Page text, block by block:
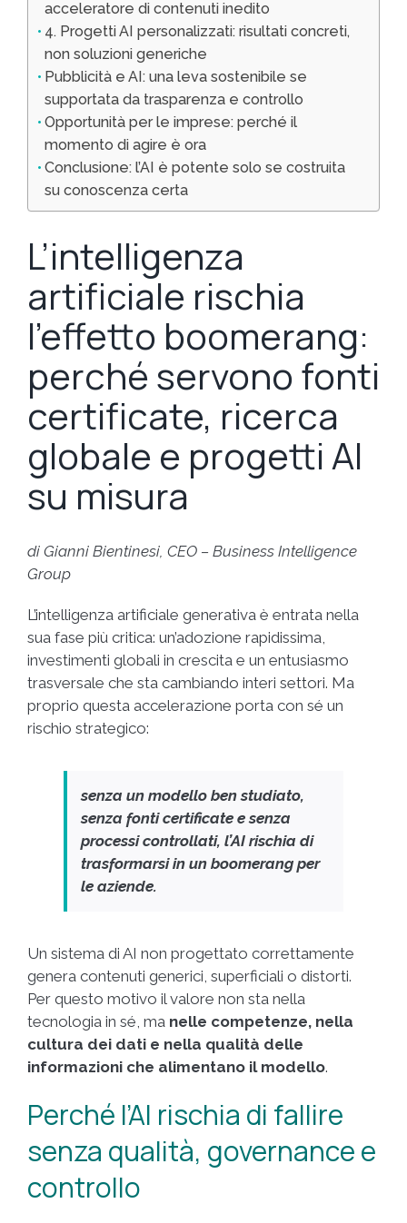
acceleratore di contenuti inedito
4. Progetti AI personalizzati: risultati concreti,
non soluzioni generiche
Pubblicità e AI: una leva sostenibile se
supportata da trasparenza e controllo
Opportunità per le imprese: perché il
momento di agire è ora
Conclusione: l’AI è potente solo se costruita
su conoscenza certa
L’intelligenza
artificiale rischia
l’effetto boomerang:
perché servono fonti
certificate, ricerca
globale e progetti AI
su misura
di Gianni Bientinesi, CEO – Business Intelligence
Group
L’intelligenza artificiale generativa è entrata nella
sua fase più critica: un’adozione rapidissima,
investimenti globali in crescita e un entusiasmo
trasversale che sta cambiando interi settori. Ma
proprio questa accelerazione porta con sé un
rischio strategico:
senza un modello ben studiato,
senza fonti certificate e senza
processi controllati, l’AI rischia di
trasformarsi in un boomerang per
le aziende.
Un sistema di AI non progettato correttamente
genera contenuti generici, superficiali o distorti.
Per questo motivo il valore non sta nella
tecnologia in sé, ma nelle competenze, nella
cultura dei dati e nella qualità delle
informazioni che alimentano il modello.
Perché l’AI rischia di fallire
senza qualità, governance e
controllo